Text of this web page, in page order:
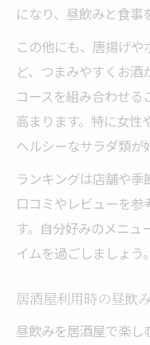
になり、昼飲みと食事
この他にも、唐揚げ
ど、つまみやすくお
コースを組み合わせる
高まります。特に女性
ヘルシーなサラダ類が
ランキングは店舗や
口コミやレビューを
す。自分好みのメニュ
イムを過ごしましょう。
居酒屋利用時の昼飲
昼飲みを居酒屋で楽し